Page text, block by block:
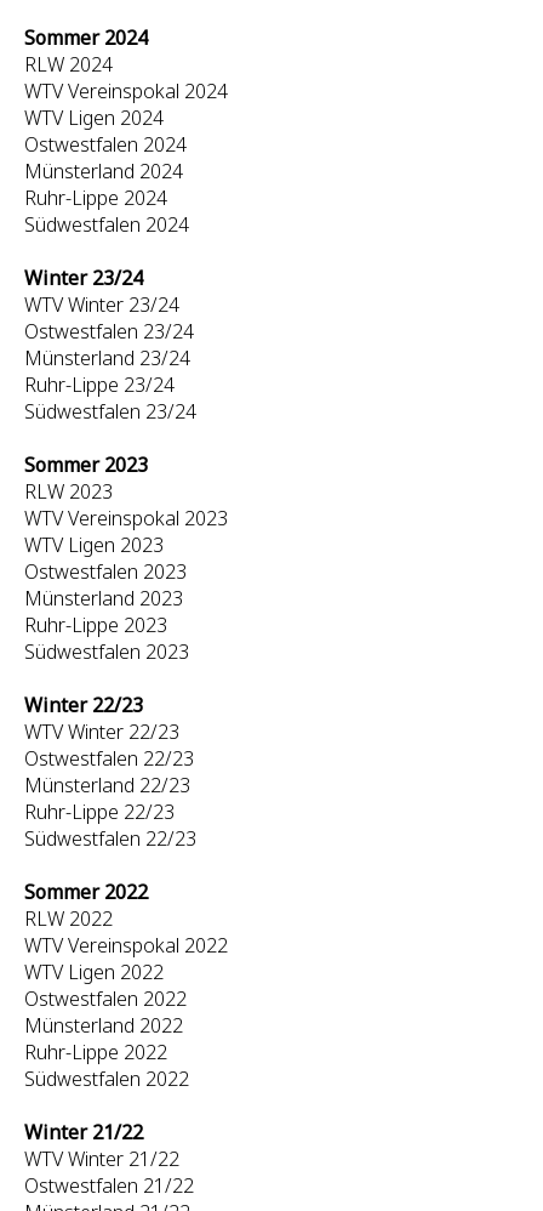
Sommer 2024
RLW 2024
WTV Vereinspokal 2024
WTV Ligen 2024
Ostwestfalen 2024
Münsterland 2024
Ruhr-Lippe 2024
Südwestfalen 2024
Winter 23/24
WTV Winter 23/24
Ostwestfalen 23/24
Münsterland 23/24
Ruhr-Lippe 23/24
Südwestfalen 23/24
Sommer 2023
RLW 2023
WTV Vereinspokal 2023
WTV Ligen 2023
Ostwestfalen 2023
Münsterland 2023
Ruhr-Lippe 2023
Südwestfalen 2023
Winter 22/23
WTV Winter 22/23
Ostwestfalen 22/23
Münsterland 22/23
Ruhr-Lippe 22/23
Südwestfalen 22/23
Sommer 2022
RLW 2022
WTV Vereinspokal 2022
WTV Ligen 2022
Ostwestfalen 2022
Münsterland 2022
Ruhr-Lippe 2022
Südwestfalen 2022
Winter 21/22
WTV Winter 21/22
Ostwestfalen 21/22